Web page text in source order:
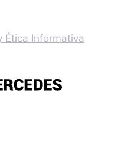
Ética Informativa